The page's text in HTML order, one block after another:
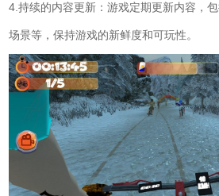
4.持续的内容更新：游戏定期更新内容，
场景等，保持游戏的新鲜度和可玩性。